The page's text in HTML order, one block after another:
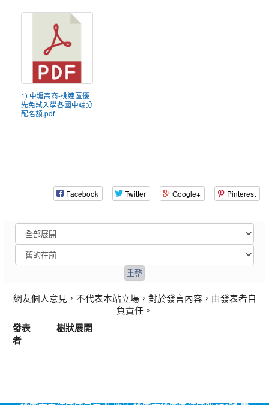
1) 中壢高商-桃連區優
先免試入學各國中端分
配名額.pdf
Facebook Twitter Google+ Pinterest
網友個人意見，不代表本站立場，對於發言內容，由發表者自
負責任。
發表
者
樹狀展開